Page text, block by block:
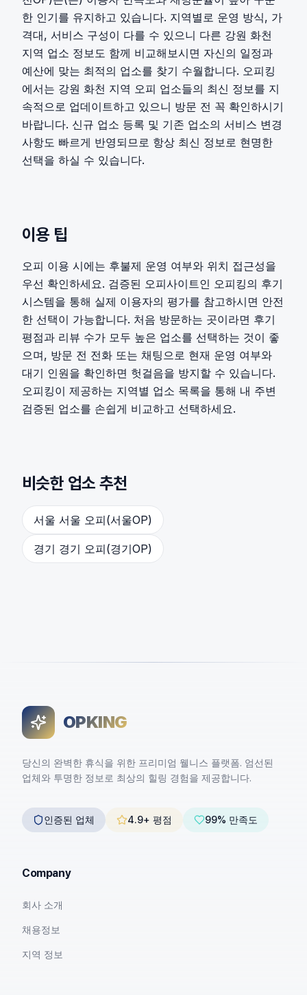
한 인기를 유지하고 있습니다. 지역별로 운영 방식, 가
격대, 서비스 구성이 다를 수 있으니 다른 강원 화천
지역 업소 정보도 함께 비교해보시면 자신의 일정과
예산에 맞는 최적의 업소를 찾기 수월합니다. 오피킹
에서는 강원 화천 지역 오피 업소들의 최신 정보를 지
속적으로 업데이트하고 있으니 방문 전 꼭 확인하시기
바랍니다. 신규 업소 등록 및 기존 업소의 서비스 변경
사항도 빠르게 반영되므로 항상 최신 정보로 현명한
선택을 하실 수 있습니다.
이용 팁
오피 이용 시에는 후불제 운영 여부와 위치 접근성을
우선 확인하세요. 검증된 오피사이트인 오피킹의 후기
시스템을 통해 실제 이용자의 평가를 참고하시면 안전
한 선택이 가능합니다. 처음 방문하는 곳이라면 후기
평점과 리뷰 수가 모두 높은 업소를 선택하는 것이 좋
으며, 방문 전 전화 또는 채팅으로 현재 운영 여부와
대기 인원을 확인하면 헛걸음을 방지할 수 있습니다.
오피킹이 제공하는 지역별 업소 목록을 통해 내 주변
검증된 업소를 손쉽게 비교하고 선택하세요.
비슷한 업소 추천
서울 서울 오피(서울OP)
경기 경기 오피(경기OP)
OPKING
당신의 완벽한 휴식을 위한 프리미엄 웰니스 플랫폼. 엄선된
업체와 투명한 정보로 최상의 힐링 경험을 제공합니다.
인증된 업체 4.9+ 평점 99% 만족도
Company
회사 소개
채용정보
지역 정보